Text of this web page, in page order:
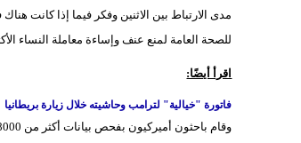
مدى الارتباط بين الاثنين وفكر فيما إذا كانت
للصحة العامة لمنع عنف وإساءة معاملة النساء
اقرأ أيضًا:
فاتورة "خيالية" لترامب وحاشيته خلال زيارة بريطانيا